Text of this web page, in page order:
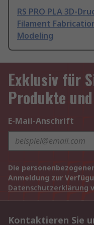
RS PRO PLA 3D-
Filament
Modeling
Exklusiv für
Produkte
E-Mail-Anschrift
Die
Anmeldung zur
Datenschutzerklärung
Kontaktieren Sie